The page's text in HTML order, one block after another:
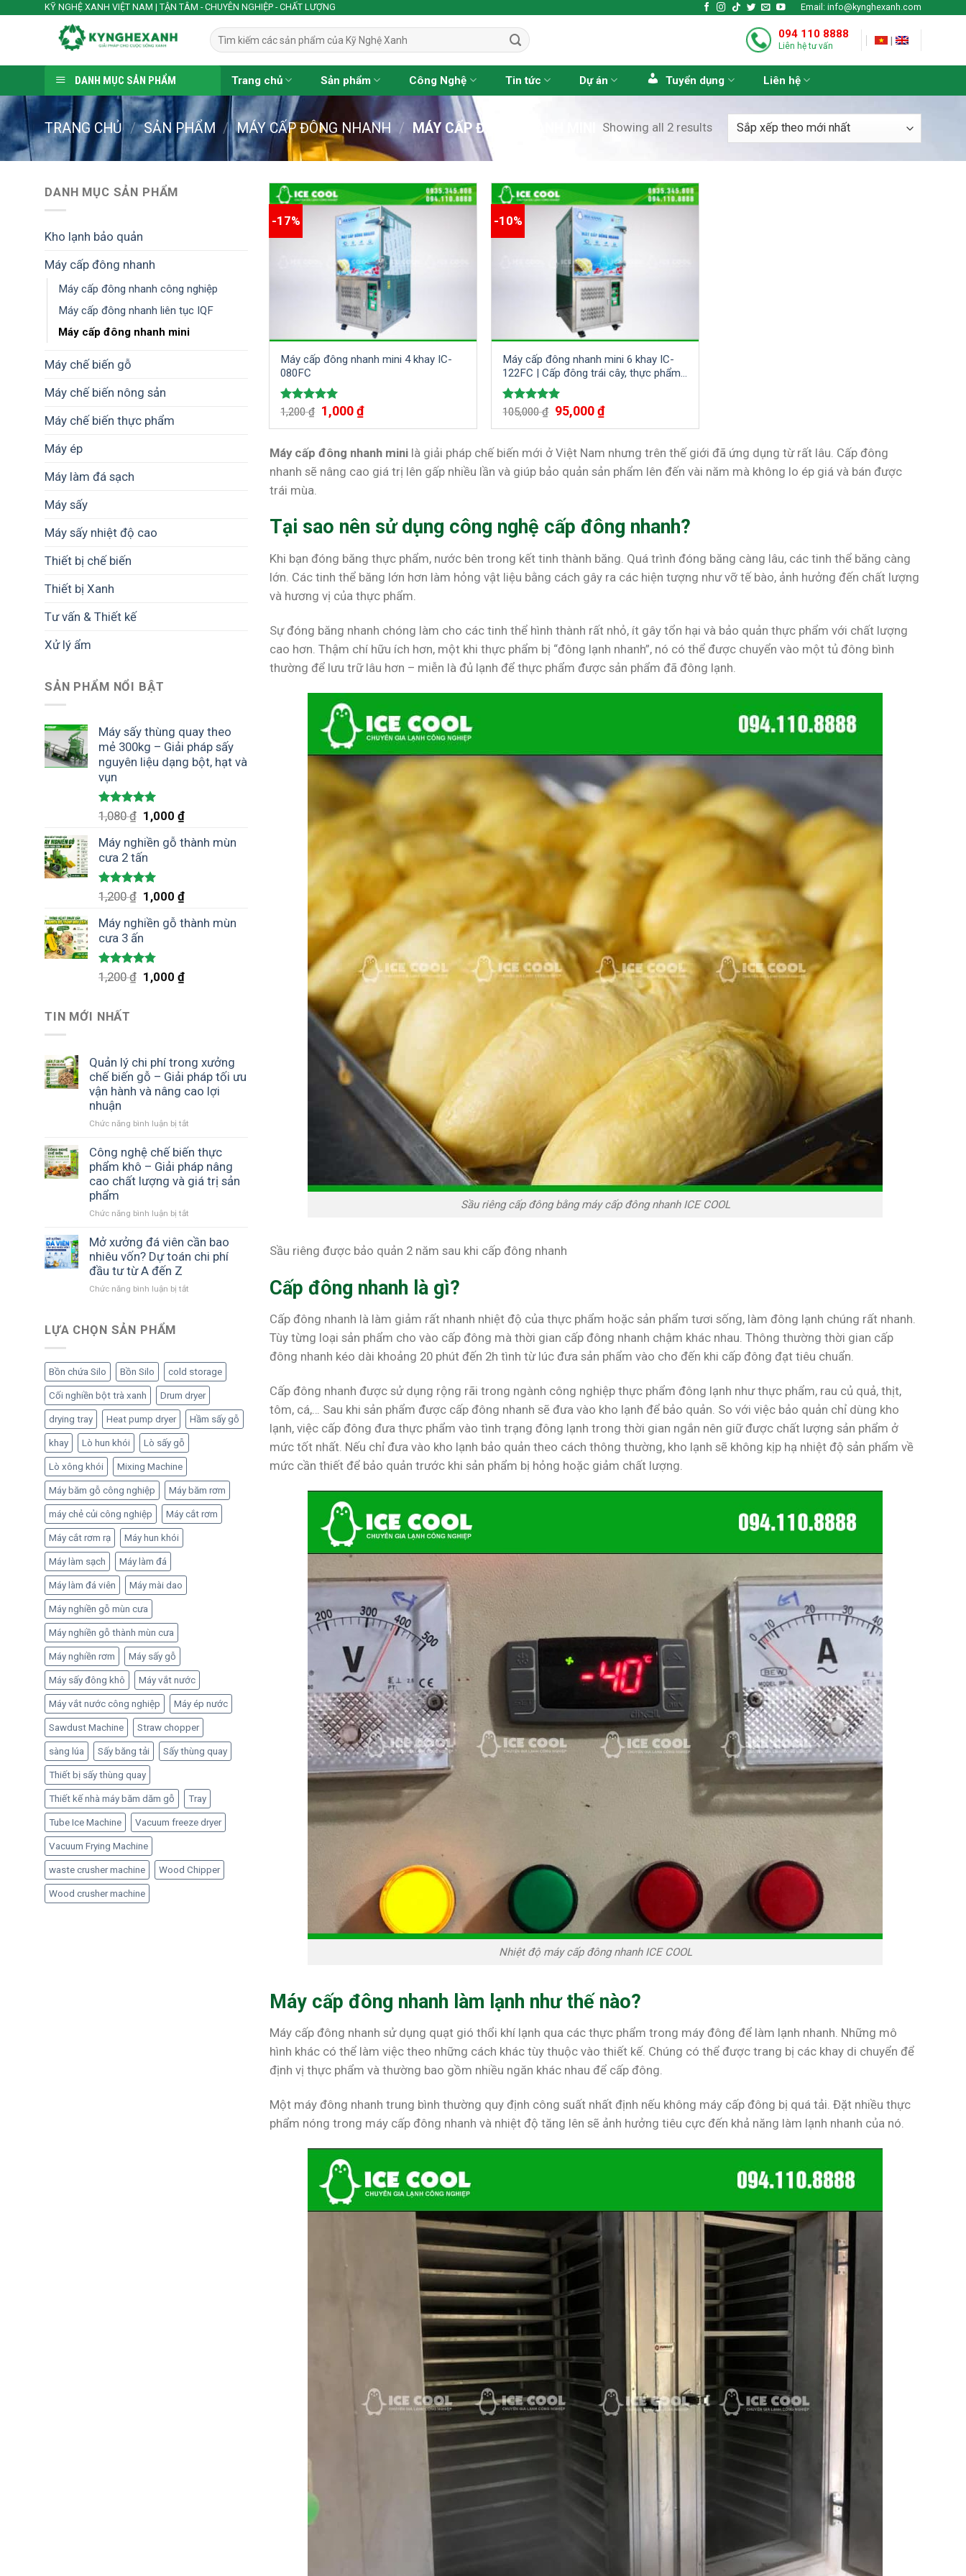
KỸ NGHỆ XANH VIỆT NAM | TẬN TÂM - CHUYÊN NGHIỆP - CHẤT LƯỢNG Email: info@kynghexanh.com
Tìm
kiếm:
094 110 8888
Liên hệ tư vấn
DANH MỤC SẢN PHẨM Trang chủ Sản phẩm Công Nghệ Tin tức Dự án Tuyển dụng Liên hệ
TRANG CHỦ / SẢN PHẨM / MÁY CẤP ĐÔNG NHANH / MÁY CẤP ĐÔNG NHANH MINI Showing all 2 results
DANH MỤC SẢN PHẨM
Kho lạnh bảo quản
Máy cấp đông nhanh
Máy cấp đông nhanh công nghiệp
Máy cấp đông nhanh liên tục IQF
Máy cấp đông nhanh mini
Máy chế biến gỗ
Máy chế biến nông sản
Máy chế biến thực phẩm
Máy ép
Máy làm đá sạch
Máy sấy
Máy sấy nhiệt độ cao
Thiết bị chế biến
Thiết bị Xanh
Tư vấn & Thiết kế
Xử lý ẩm
SẢN PHẨM NỔI BẬT
Máy sấy thùng quay theo
mẻ 300kg – Giải pháp sấy
nguyên liệu dạng bột, hạt và
vụn
Được xếp
hạng
5.00
5 sao
1,080₫ Giá
là:
1,080 ₫.
1,000₫Giá
tại
Máy nghiền gỗ thành mùn
cưa 2 tấn
Được xếp
hạng
5.00
5 sao
1,200₫ Giá
là:
1,200 ₫.
1,000₫Giá
tại
Máy nghiền gỗ thành mùn
cưa 3 ấn
Được xếp
hạng
4.75
1,200₫ Giá
1,000₫Giá
TIN MỚI NHẤT
Quản lý chi phí trong xưởng
chế biến gỗ – Giải pháp tối ưu
vận hành và nâng cao lợi
nhuận
Chức năng bình luận bị tắt
lý
chi
phí
trong
gỗ
cao
lợi
nhuận
Công nghệ chế biến thực
phẩm khô – Giải pháp nâng
cao chất lượng và giá trị sản
phẩm
Chức năng bình luận bị tắt
nghệ
chế
biến
cao
chất
lượng
và
giá
trị
Mở xưởng đá viên cần bao
nhiêu vốn? Dự toán chi phí
đầu tư từ A đến Z
Chức năng bình luận bị tắt
bao
nhiêu
vốn?
Dự
toán
chi
từ
A
đến
Z
LỰA CHỌN SẢN PHẨM
Bồn chứa Silo Bồn Silo cold storage
Cối nghiền bột trà xanh Drum dryer
drying tray Heat pump dryer Hầm sấy gỗ
khay Lò hun khói Lò sấy gỗ
Lò xông khói Mixing Machine
Máy băm gỗ công nghiệp Máy băm rơm
máy chẻ củi công nghiệp Máy cắt rơm
Máy cắt rơm rạ Máy hun khói
Máy làm sạch Máy làm đá
Máy làm đá viên Máy mài dao
Máy nghiền gỗ mùn cưa
Máy nghiền gỗ thành mùn cưa
Máy nghiền rơm Máy sấy gỗ
Máy sấy đông khô Máy vắt nước
Máy vắt nước công nghiệp Máy ép nước
Sawdust Machine Straw chopper
sàng lúa Sấy băng tải Sấy thùng quay
Thiết bị sấy thùng quay
Thiết kế nhà máy băm dăm gỗ Tray
Tube Ice Machine Vacuum freeze dryer
Vacuum Frying Machine
waste crusher machine Wood Chipper
Wood crusher machine
-17%
Máy cấp đông nhanh mini 4 khay IC-
080FC
Được xếp
1,200₫ Giá
gốc
là:
1,000₫Giá
hiện
tại
1,000 ₫.
-10%
Máy cấp đông nhanh mini 6 khay IC-
122FC | Cấp đông trái cây, thực phẩm,
thuỷ hải sản
Được xếp
105,000₫ Giá
gốc
là:
95,000₫Giá
hiện
tại
95,000 ₫.
Máy cấp đông nhanh minilà giải pháp chế biến mới ở Việt Nam nhưng trên thế giới đã ứng dụng từ rất lâu. Cấp đông
nhanh sẽ nâng cao giá trị lên gấp nhiều lần và giúp bảo quản sản phẩm lên đến vài năm mà không lo ép giá và bán được
trái mùa.
Tại sao nên sử dụng công nghệ cấp đông nhanh?
Khi bạn đóng băng thực phẩm, nước bên trong kết tinh thành băng. Quá trình đóng băng càng lâu, các tinh thể băng càng
lớn. Các tinh thể băng lớn hơn làm hỏng vật liệu bằng cách gây ra các hiện tượng như vỡ tế bào, ảnh hưởng đến chất lượng
và hương vị của thực phẩm.
Sự đóng băng nhanh chóng làm cho các tinh thể hình thành rất nhỏ, ít gây tổn hại và bảo quản thực phẩm với chất lượng
cao hơn. Thậm chí hữu ích hơn, một khi thực phẩm bị “đông lạnh nhanh”, nó có thể được chuyển vào một tủ đông bình
thường để lưu trữ lâu hơn – miễn là đủ lạnh để thực phẩm được sản phẩm đã đông lạnh.
Sầu riêng cấp đông bằng máy cấp đông nhanh ICE COOL
Sầu riêng được bảo quản 2 năm sau khi cấp đông nhanh
Cấp đông nhanh là gì?
Cấp đông nhanh là làm giảm rất nhanh nhiệt độ của thực phẩm hoặc sản phẩm tươi sống, làm đông lạnh chúng rất nhanh.
Tùy từng loại sản phẩm cho vào cấp đông mà thời gian cấp đông nhanh chậm khác nhau. Thông thường thời gian cấp
đông nhanh kéo dài khoảng 20 phút đến 2h tình từ lúc đưa sản phẩm vào cho đến khi cấp đông đạt tiêu chuẩn.
Cấp đông nhanh được sử dụng rộng rãi trong ngành công nghiệp thực phẩm đông lạnh như thực phẩm, rau củ quả, thịt,
tôm, cá,… Sau khi sản phẩm được cấp đông nhanh sẽ đưa vào kho lạnh để bảo quản. So với việc bảo quản chỉ dùng kho
lạnh, việc cấp đông đưa thực phẩm vào tình trạng đông lạnh trong thời gian ngắn nên giữ được chất lượng sản phẩm ở
mức tốt nhất. Nếu chỉ đưa vào kho lạnh bảo quản theo cách thông thường, kho lạnh sẽ không kịp hạ nhiệt độ sản phẩm về
mức cần thiết để bảo quản trước khi sản phẩm bị hỏng hoặc giảm chất lượng.
Nhiệt độ máy cấp đông nhanh ICE COOL
Máy cấp đông nhanh làm lạnh như thế nào?
Máy cấp đông nhanh sử dụng quạt gió thổi khí lạnh qua các thực phẩm trong máy đông để làm lạnh nhanh. Những mô
hình khác có thể làm việc theo những cách khác tùy thuộc vào thiết kế. Chúng có thể được trang bị các khay di chuyển để
định vị thực phẩm và thường bao gồm nhiều ngăn khác nhau để cấp đông.
Một máy đông nhanh trung bình thường quy định công suất nhất định nếu không máy cấp đông bị quá tải. Đặt nhiều thực
phẩm nóng trong máy cấp đông nhanh và nhiệt độ tăng lên sẽ ảnh hưởng tiêu cực đến khả năng làm lạnh nhanh của nó.